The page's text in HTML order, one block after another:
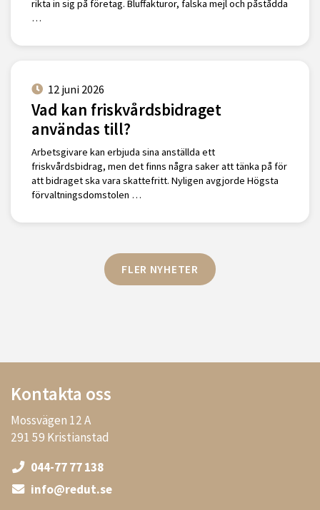
rikta in sig på företag. Bluffakturor, falska mejl och påstådda
…
12 juni 2026
Vad kan friskvårdsbidraget
användas till?
Arbetsgivare kan erbjuda sina anställda ett
friskvårdsbidrag, men det finns några saker att tänka på för
att bidraget ska vara skattefritt. Nyligen avgjorde Högsta
förvaltningsdomstolen …
FLER NYHETER
Kontakta oss
Mossvägen 12 A
291 59 Kristianstad
044-77 77 138
info@redut.se